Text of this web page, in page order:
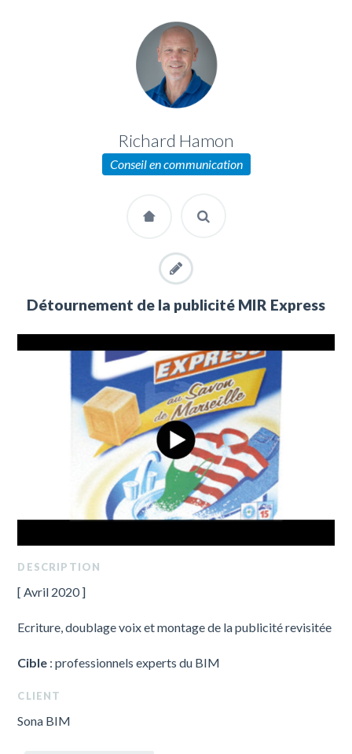
Richard Hamon
Conseil en communication
Détournement de la publicité MIR Express
DESCRIPTION
[ Avril 2020 ]
Ecriture, doublage voix et montage de la publicité revisitée
Cible : professionnels experts du BIM
CLIENT
Sona BIM